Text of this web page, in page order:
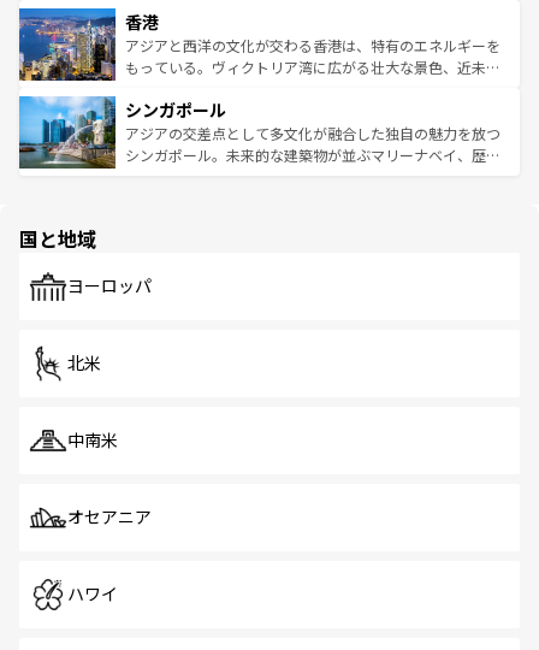
とつ。フォーやバインミー、ベトナムコーヒーなどは、ぜ
ひ現地で味わいたい。どの地域を訪れてもあたたかい人々
が旅行者を迎えてくれるので、きっと忘れられない旅にな
参照してほしい。
の活気が交差している。北部ではチェンマイなどの山岳地
帯で自然と触れ合い、南部ではプーケットやクラビの美し
いビーチでリゾート気分を楽しむことができる。タイ料理
激する。気候は一年中温暖で、どの季節にも異なる楽しみ
が待っている。親しみやすいタイの人々、仏教を中心とし
た文化、そして多様な観光資源が、訪れる旅人を魅了し続
香港
アジアと西洋の文化が交わる香港は、特有のエネルギーを
もっている。ヴィクトリア湾に広がる壮大な景色、近未来
み、どこを訪れても感動するはず。観光スポットが密集し
ており、効率よく見どころを回れるのも魅力。息をのむよ
うな絶景から文化的な体験まで、香港を存分に楽しみ尽く
シンガポール
アジアの交差点として多文化が融合した独自の魅力を放つ
シンガポール。未来的な建築物が並ぶマリーナベイ、歴史
で、ホーカーズは地元の風情を楽しめる外せないスポット
国と地域
ヨーロッパ
北米
中南米
オセアニア
ハワイ